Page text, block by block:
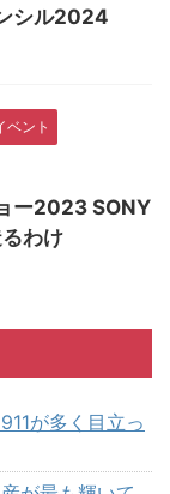
シル2024
ベント
ー2023 SONY
わけ
が多く目立っ